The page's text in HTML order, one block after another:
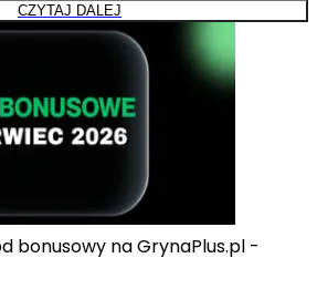
CZYTAJ DALEJ
bonusowy na GrynaPlus.pl -